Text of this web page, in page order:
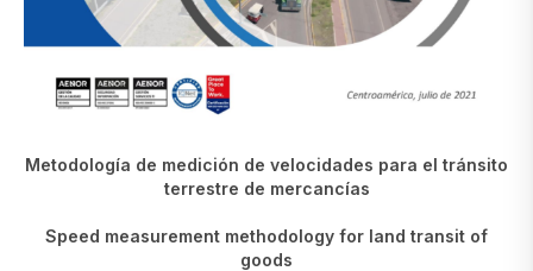
Metodología de medición de velocidades para el tránsito
terrestre de mercancías
Speed measurement methodology for land transit of
goods